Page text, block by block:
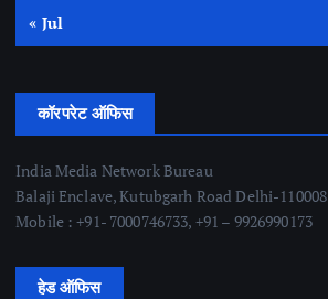
« Jul
कॉरपरेट ऑफिस
India Media Network Bureau
Balaji Enclave, Kutubgarh Road Delhi-110008
Mobile : +91- 7000746733, +91 – 9926990173
हेड ऑफिस